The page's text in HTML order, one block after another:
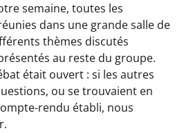
semaine, toutes les
dans une grande salle de
thèmes discutés
au reste du groupe.
était ouvert : si les autres
ou se trouvaient en
rendu établi, nous